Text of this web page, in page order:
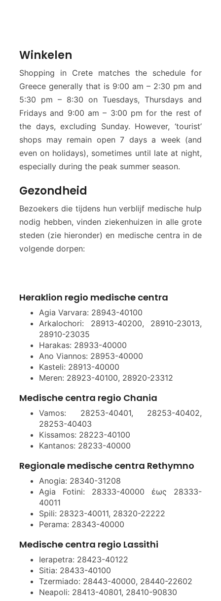
Winkelen
Shopping in Crete matches the schedule for
Greece generally that is 9:00 am – 2:30 pm and
5:30 pm – 8:30 on Tuesdays, Thursdays and
Fridays and 9:00 am – 3:00 pm for the rest of
the days, excluding Sunday. However, ‘tourist’
shops may remain open 7 days a week (and
even on holidays), sometimes until late at night,
especially during the peak summer season.
Gezondheid
Bezoekers die tijdens hun verblijf medische hulp
nodig hebben, vinden ziekenhuizen in alle grote
steden (zie hieronder) en medische centra in de
volgende dorpen:
Heraklion regio medische centra
Agia Varvara: 28943-40100
Arkalochori: 28913-40200, 28910-23013,
28910-23035
Harakas: 28933-40000
Ano Viannos: 28953-40000
Kasteli: 28913-40000
Meren: 28923-40100, 28920-23312
Medische centra regio Chania
Vamos: 28253-40401, 28253-40402,
28253-40403
Kissamos: 28223-40100
Kantanos: 28233-40000
Regionale medische centra Rethymno
Anogia: 28340-31208
Agia Fotini: 28333-40000 έως 28333-
40011
Spili: 28323-40011, 28320-22222
Perama: 28343-40000
Medische centra regio Lassithi
Ierapetra: 28423-40122
Sitia: 28433-40100
Tzermiado: 28443-40000, 28440-22602
Neapoli: 28413-40801, 28410-90830